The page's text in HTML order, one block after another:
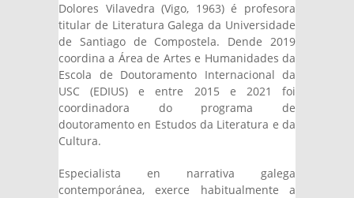
Dolores Vilavedra (Vigo, 1963) é profesora
titular de Literatura Galega da Universidade
de Santiago de Compostela. Dende 2019
coordina a Área de Artes e Humanidades da
Escola de Doutoramento Internacional da
USC (EDIUS) e entre 2015 e 2021 foi
coordinadora do programa de
doutoramento en Estudos da Literatura e da
Cultura.
Especialista en narrativa galega
contemporánea, exerce habitualmente a